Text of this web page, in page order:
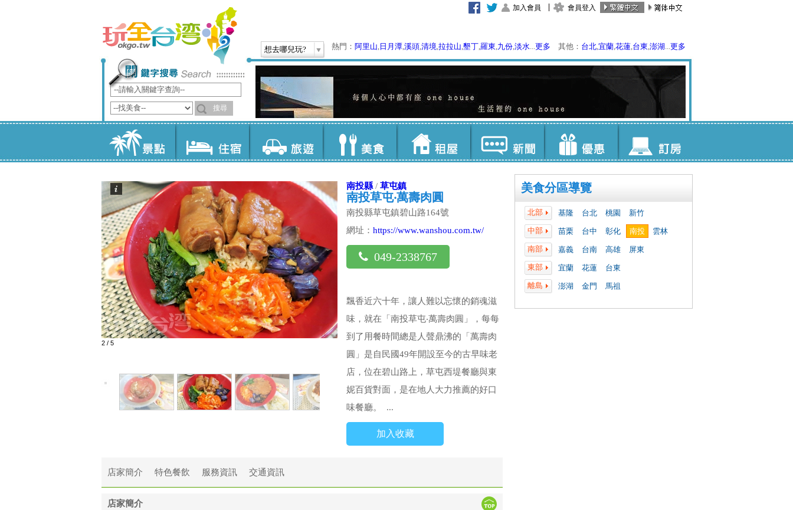
加入會員 會員登入
想去哪兒玩? 熱門： 阿里山, 日月潭,溪頭,清境,拉拉山,墾丁,羅東,九份,淡水...更多 其他： 台北,宜蘭,花蓮,台東,澎湖...更多
美食分區導覽
北部 基隆 台北 桃園
新竹
中部
苗栗 台中 彰化 南投
雲林
南部
嘉義 台南 高雄
屏東
東部
宜蘭 花蓮
台東
離島
澎湖 金門 馬祖
2 / 5
南投縣/ 草屯鎮
南投草屯‧萬壽肉圓
南投縣草屯鎮碧山路164號
網址： https://www.wanshou.com.tw/
049-2338767
飄香近六十年，讓人難以忘懷的銷魂滋
味，就在「南投草屯‧萬壽肉圓」，每每
到了用餐時間總是人聲鼎沸的「萬壽肉
圓」是自民國49年開設至今的古早味老
店，位在碧山路上，草屯西堤餐廳與東
妮百貨對面，是在地人大力推薦的好口
味餐廳。 ...
加入收藏
店家簡介 特色餐飲 服務資訊 交通資訊
店家簡介